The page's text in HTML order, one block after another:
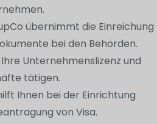
übernimmt die Einreichung
bei den Behörden.
Unternehmenslizenz und
tätigen.
Ihnen bei der Einrichtung
von Visa.